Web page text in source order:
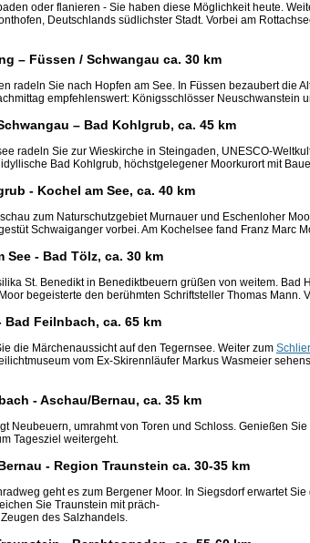
oder flanieren - Sie haben diese Möglichkeit heute.
Deutschlands südlichster Stadt. Vorbei am
– Füssen / Schwangau ca. 30 km
radeln Sie nach Hopfen am See. In Füssen bezaubert die
empfehlenswert: Königsschlösser Neuschwanstein
– Bad Kohlgrub, ca. 45 km
radeln Sie zur Wieskirche in Steingaden, UNESCO-
Bad Kohlgrub, höchstgelegener Moorkurort mit
- Kochel am See, ca. 40 km
zum Naturschutzgebiet Murnauer und Eschenloher
Schwaiganger vorbei. Am Kochelsee fand Franz Marc
See - Bad Tölz, ca. 30 km
St. Benedikt in Benediktbeuern grüßen von weitem. Bad
begeisterte den berühmten Schriftsteller Thomas Mann.
Bad Feilnbach, ca. 65 km
die Märchenaussicht auf den Tegernsee. Weiter zum
vom Ex-Skirennläufer Markus Wasmeier
- Aschau/Bernau, ca. 35 km
Neubeuern, umrahmt von Toren und Schloss. Genießen
Tagesziel weitergeht.
- Region Traunstein ca. 30-35 km
geht es zum Bergener Moor. In Siegsdorf erwartet
Sie Traunstein mit präch-
des Salzhandels.